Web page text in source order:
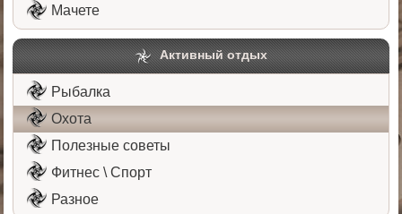
Мачете
Активный отдых
Рыбалка
Охота
Полезные советы
Фитнес \ Спорт
Разное